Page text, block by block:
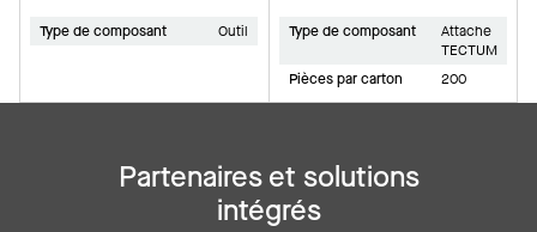
Type de composant Outil Type de composant
Attache
TECTUM
Pièces par carton
200
Partenaires et solutions
intégrés